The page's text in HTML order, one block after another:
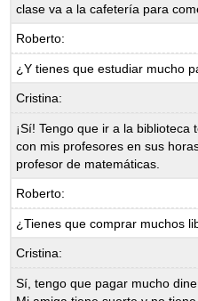
clase va a la cafetería para
Roberto:
¿Y tienes que estudiar mucho
Cristina:
¡Sí! Tengo que ir a la
con mis profesores en sus
profesor de matemáticas.
Roberto:
¿Tienes que comprar muchos
Cristina:
Sí, tengo que pagar mucho